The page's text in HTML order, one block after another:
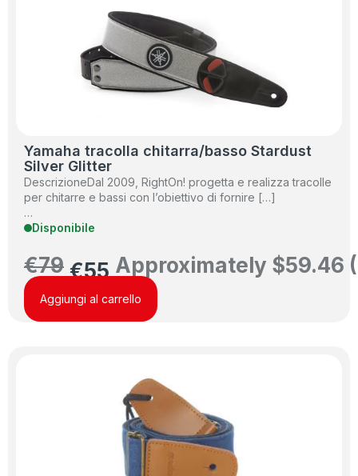
Yamaha tracolla chitarra/basso Stardust
Silver Glitter
DescrizioneDal 2009, RightOn! progetta e realizza tracolle
per chitarre e bassi con l’obiettivo di fornire […]
…
Disponibile
€79 €55 Approximately $59.46
Aggiungi al carrello